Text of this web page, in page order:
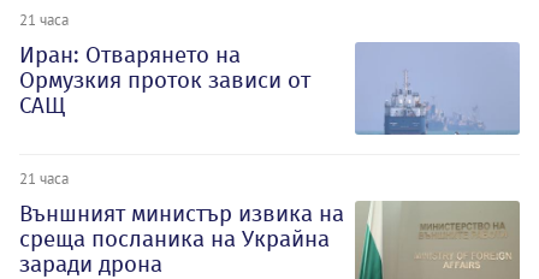
21 часа
Иран: Отварянето на
Ормузкия проток зависи от
САЩ
21 часа
Външният министър извика на
среща посланика на Украйна
заради дрона